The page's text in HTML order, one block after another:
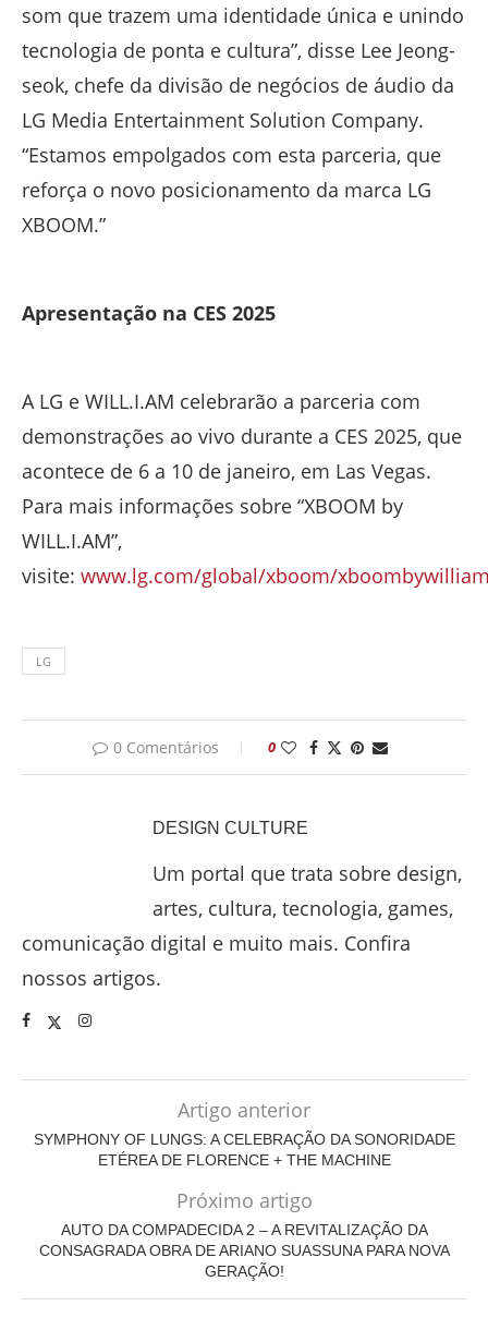
som que trazem uma identidade única e unindo
tecnologia de ponta e cultura”, disse Lee Jeong-
seok, chefe da divisão de negócios de áudio da
LG Media Entertainment Solution Company.
“Estamos empolgados com esta parceria, que
reforça o novo posicionamento da marca LG
XBOOM.”
Apresentação na CES 2025
A LG e WILL.I.AM celebrarão a parceria com
demonstrações ao vivo durante a CES 2025, que
acontece de 6 a 10 de janeiro, em Las Vegas.
Para mais informações sobre “XBOOM by
WILL.I.AM”,
visite: www.lg.com/global/xboom/
LG
0 Comentários 0
DESIGN CULTURE
Um portal que trata sobre design,
artes, cultura, tecnologia, games,
comunicação digital e muito mais. Confira
nossos artigos.
Artigo anterior
SYMPHONY OF LUNGS: A CELEBRAÇÃO DA SONORIDADE
ETÉREA DE FLORENCE + THE MACHINE
Próximo artigo
AUTO DA COMPADECIDA 2 – A REVITALIZAÇÃO DA
CONSAGRADA OBRA DE ARIANO SUASSUNA PARA NOVA
GERAÇÃO!